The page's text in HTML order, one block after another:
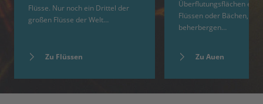
Flüsse. Nur noch ein Drittel der
großen Flüsse der Welt…
Zu Flüssen
Überflutungsflächen
Flüssen oder Bächen,
beherbergen…
Zu Auen